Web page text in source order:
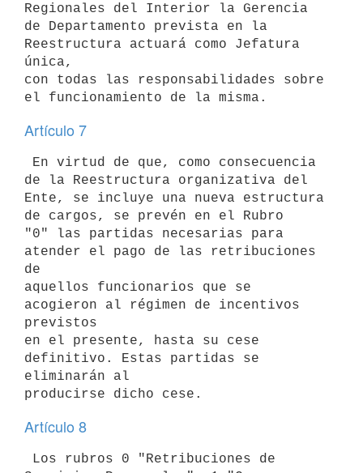
Regionales del Interior la Gerencia
de Departamento prevista en la
Reestructura actuará como Jefatura
única,
con todas las responsabilidades sobre
Artículo 7
de la Reestructura organizativa del
Ente, se incluye una nueva estructura
de cargos, se prevén en el Rubro
"0" las partidas necesarias para
atender el pago de las retribuciones
de
aquellos funcionarios que se
acogieron al régimen de incentivos
previstos
en el presente, hasta su cese
definitivo. Estas partidas se
eliminarán al
Artículo 8